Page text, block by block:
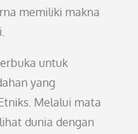
memiliki makna
untuk
yang
Melalui mata
dunia dengan